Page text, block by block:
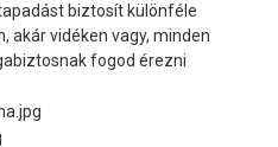
biztosít különféle
akár vidéken vagy, minden
fogod érezni